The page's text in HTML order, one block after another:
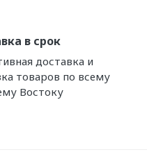
в срок
доставка и
товаров по всему
Востоку